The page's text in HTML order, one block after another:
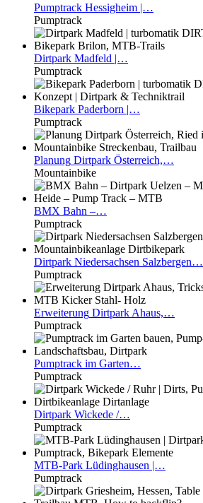
Pumptrack Hessigheim |…
Pumptrack
Dirtpark Madfeld |…
Pumptrack
Bikepark Paderborn |…
Pumptrack
Planung Dirtpark Österreich,…
Mountainbike
BMX Bahn –…
Pumptrack
Dirtpark Niedersachsen Salzbergen…
Pumptrack
Erweiterung Dirtpark Ahaus,…
Pumptrack
Pumptrack im Garten…
Pumptrack
Dirtpark Wickede /…
Pumptrack
MTB-Park Lüdinghausen |…
Pumptrack